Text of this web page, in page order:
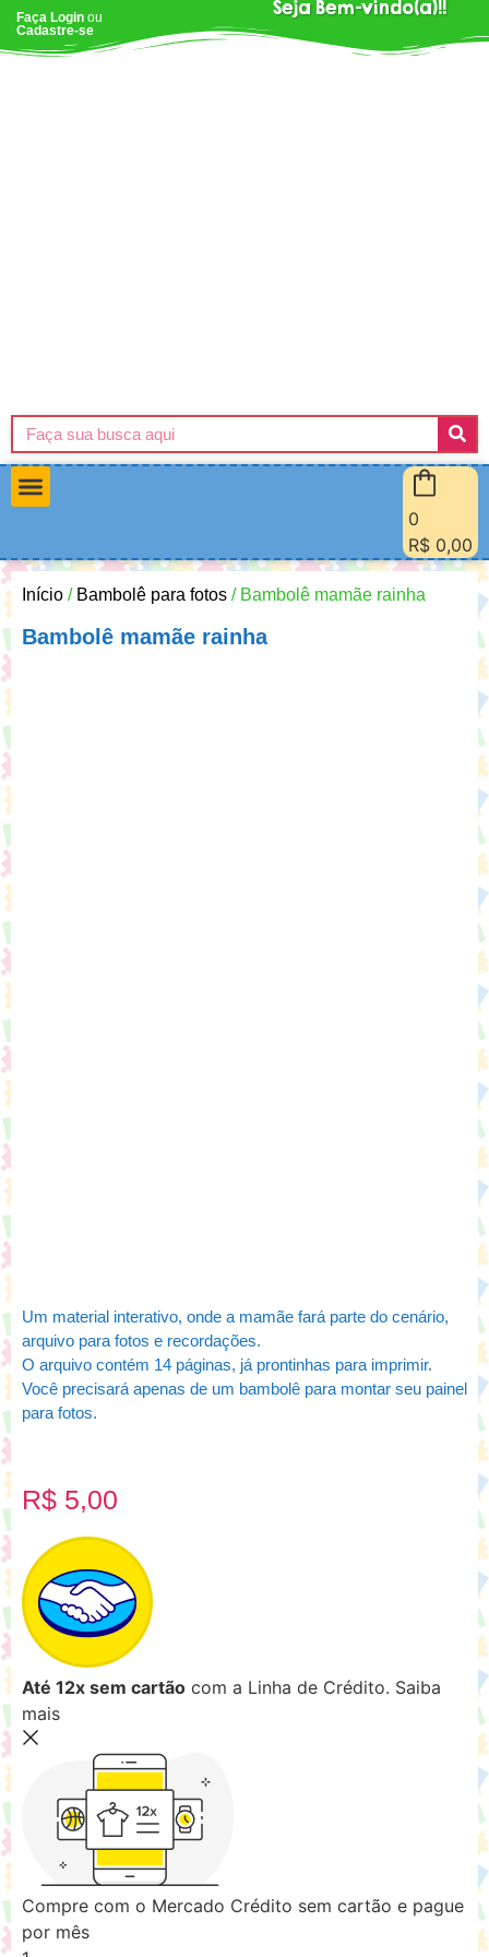
Faça Login ou
Cadastre-se
Seja Bem-vindo(a)!!
0
R$ 0,00
Início / Bambolê para fotos / Bambolê mamãe rainha
Bambolê mamãe rainha
Um material interativo, onde a mamãe fará parte do cenário,
arquivo para fotos e recordações.
O arquivo contém 14 páginas, já prontinhas para imprimir.
Você precisará apenas de um bambolê para montar seu painel
para fotos.
R$ 5,00
Até 12x sem cartão com a Linha de Crédito. Saiba
mais
Compre com o Mercado Crédito sem cartão e pague
por mês